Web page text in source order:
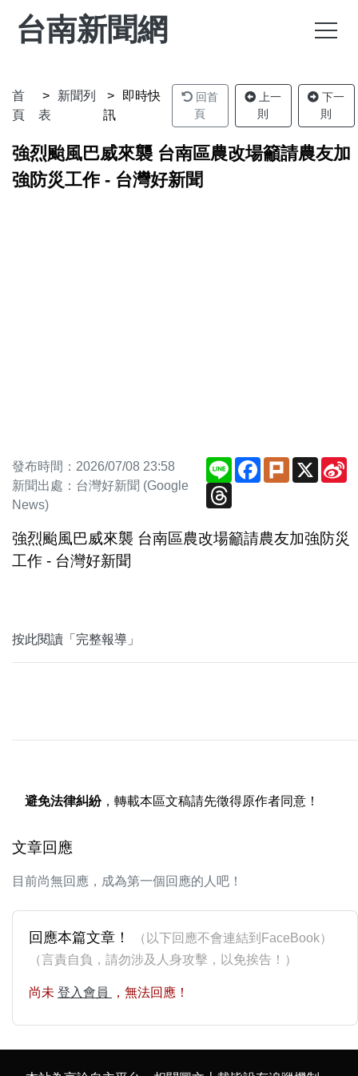
台南新聞網
首
頁
新聞列
表
即時快
訊
回首
頁
上一
則
下一
則
強烈颱風巴威來襲 台南區農改場籲請農友加
強防災工作 - 台灣好新聞
發布時間：2026/07/08 23:58
新聞出處：台灣好新聞 (Google
News)
Line Facebook
PlurkX
Threads
強烈颱風巴威來襲 台南區農改場籲請農友加強防災
工作 - 台灣好新聞
按此閱讀「完整報導」
避免法律糾紛，轉載本區文稿請先徵得原作者同意！
文章回應
目前尚無回應，成為第一個回應的人吧！
回應本篇文章！
（以下回應不會連結到FaceBook）
（言責自負，請勿涉及人身攻擊，以免挨告！）
尚未 登入會員 ，無法回應！